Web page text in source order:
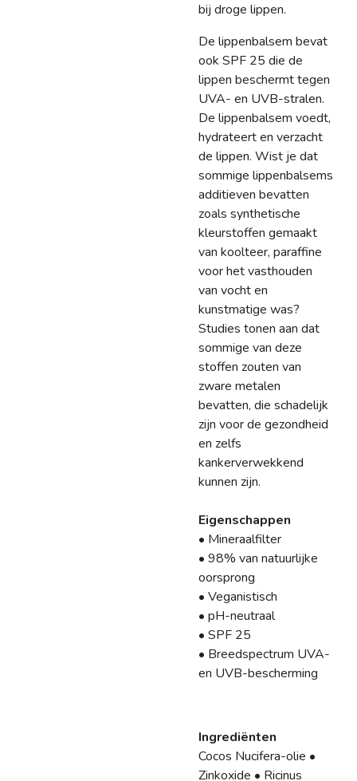
bij droge lippen.
De lippenbalsem bevat
ook SPF 25 die de
lippen beschermt tegen
UVA- en UVB-stralen.
De lippenbalsem voedt,
hydrateert en verzacht
de lippen. Wist je dat
sommige lippenbalsems
additieven bevatten
zoals synthetische
kleurstoffen gemaakt
van koolteer, paraffine
voor het vasthouden
van vocht en
kunstmatige was?
Studies tonen aan dat
sommige van deze
stoffen zouten van
zware metalen
bevatten, die schadelijk
zijn voor de gezondheid
en zelfs
kankerverwekkend
kunnen zijn.
Eigenschappen
• Mineraalfilter
• 98% van natuurlijke
oorsprong
• Veganistisch
• pH-neutraal
• SPF 25
• Breedspectrum UVA-
en UVB-bescherming
Ingrediënten
Cocos Nucifera-olie •
Zinkoxide • Ricinus